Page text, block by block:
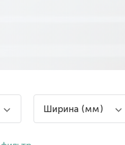
Ширина (мм)